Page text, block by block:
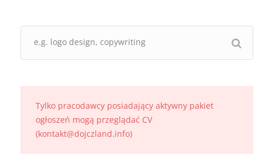
Tylko pracodawcy posiadający aktywny pakiet
ogłoszeń mogą przeglądać CV
(kontakt@dojczland.info)